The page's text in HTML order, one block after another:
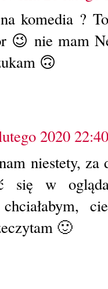
komedia ?
😉 nie mam
🙃
2020 22:40
niestety,
się w
🙂